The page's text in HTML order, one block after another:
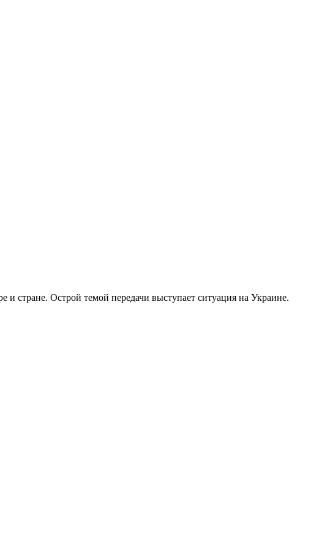
стране. Острой темой передачи выступает ситуация на Украине.